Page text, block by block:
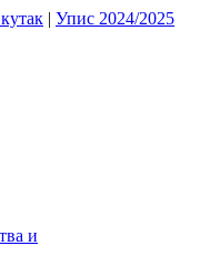
| Упис 2024/2025
и